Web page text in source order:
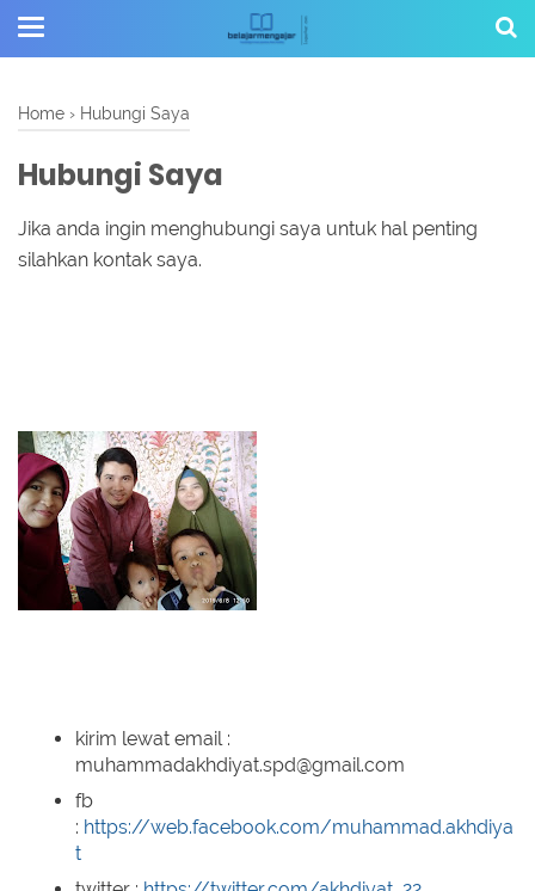
Home › Hubungi Saya
Hubungi Saya
Jika anda ingin menghubungi saya untuk hal penting
silahkan kontak saya.
kirim lewat email :
muhammadakhdiyat.spd@gmail.com
fb
: https://web.facebook.com/muhammad.akhdiya
t